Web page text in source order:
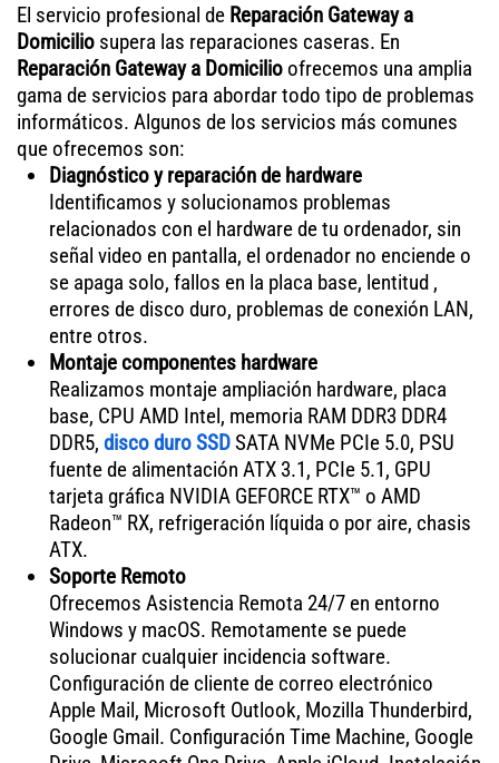
El servicio profesional de Reparación Gateway a
Domicilio supera las reparaciones caseras. En
Reparación Gateway a Domicilioofrecemos una amplia
gama de servicios para abordar todo tipo de problemas
informáticos. Algunos de los servicios más comunes
que ofrecemos son:
Diagnóstico y reparación de hardware
Identificamos y solucionamos problemas
relacionados con el hardware de tu ordenador, sin
señal video en pantalla, el ordenador no enciende o
se apaga solo, fallos en la placa base, lentitud ,
errores de disco duro, problemas de conexión LAN,
entre otros.
Montaje componentes hardware
Realizamos montaje ampliación hardware, placa
base, CPU AMD Intel, memoria RAM DDR3 DDR4
DDR5, disco duro SSDSATA NVMe PCIe 5.0, PSU
fuente de alimentación ATX 3.1, PCIe 5.1, GPU
tarjeta gráfica NVIDIA GEFORCE RTX™ o AMD
Radeon™ RX, refrigeración líquida o por aire, chasis
ATX.
Soporte Remoto
Ofrecemos Asistencia Remota 24/7 en entorno
Windows y macOS. Remotamente se puede
solucionar cualquier incidencia software.
Configuración de cliente de correo electrónico
Apple Mail, Microsoft Outlook, Mozilla Thunderbird,
Google Gmail. Configuración Time Machine, Google